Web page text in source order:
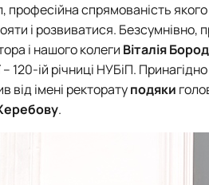
професійна спрямованість
і розвиватися. Безсумнівно,
і нашого колеги Віталія
– 120-ій річниці НУБіП.
від імені ректоратуподяки
.